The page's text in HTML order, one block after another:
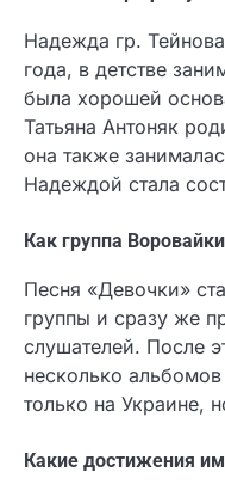
Надежда гр.
года, в детстве
была хорошей
Татьяна Антоняк
она также
Надеждой стала
Как группа
Песня «Девочки»
группы и сразу же
слушателей. После
несколько
только на Украине,
Какие достижения